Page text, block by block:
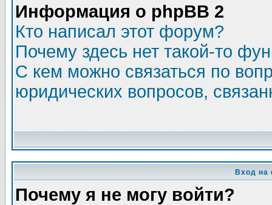
Информация о phpBB 2
Кто написал этот форум?
Почему здесь нет такой-то
С кем можно связаться по
юридических вопросов,
Вход на
Почему я не могу войти?